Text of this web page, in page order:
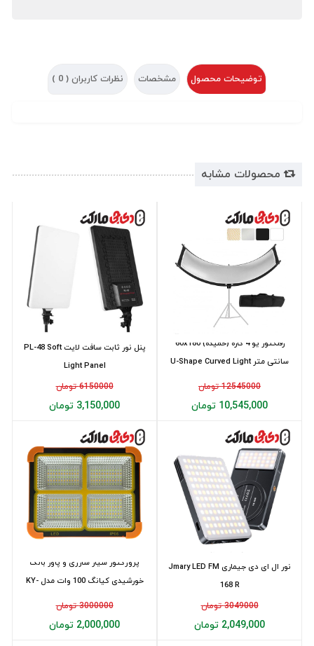
توضیحات محصول مشخصات نظرات کاربران ( 0
)
محصولات مشابه
پنل نور ثابت سافت لايت PL-48 Soft
Light Panel
6150000 تومان
3,150,000 تومان
رفلکتور یو 4 کاره (خمیده) 60x180
سانتی متر U-Shape Curved Light
Re...
12545000 تومان
10,545,000 تومان
پروژکتور سیار شارژی و پاور بانک
خورشیدی کیانگ 100 وات مدل KY-
100W
3000000 تومان
2,000,000 تومان
نور ال ای دی جیماری Jmary LED FM
168 R
3049000 تومان
2,049,000 تومان